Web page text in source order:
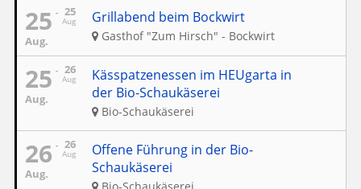
25
Aug
25
Aug.
Grillabend beim Bockwirt
Gasthof "Zum Hirsch" - Bockwirt
26
Aug
25
Aug.
Kässpatzenessen im HEUgarta in
der Bio-Schaukäserei
Bio-Schaukäserei
26
Aug
26
Aug.
Offene Führung in der Bio-
Schaukäserei